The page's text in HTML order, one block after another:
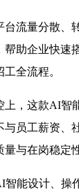
台流量分散、
帮助企业快速
全流程。
上，这款AI智
与员工薪资、
与在岗稳定
智能设计、操